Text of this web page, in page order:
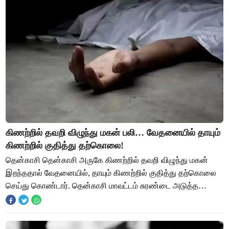
கிணற்றில் தவறி விழுந்து மகன் பலி… வேதனையில் தாயும்
கிணற்றில் குதித்து தற்கொலை!
தென்காசி தென்காசி அருகே கிணற்றில் தவறி விழுந்து மகன்
இறந்ததால் வேதனையில், தாயும் கிணற்றில் குதித்து தற்கொலை
செய்து கொண்டார். தென்காசி மாவட்டம் சுரண்டை அடுத்த
அரியநாயகிபுரம் ஊராட்சி கே.எம்.அச்சம்பட்டி